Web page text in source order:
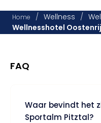
Home / Wellness /
Wellnesshotel
FAQ
Waar bevindt het
Sportalm Pitztal?